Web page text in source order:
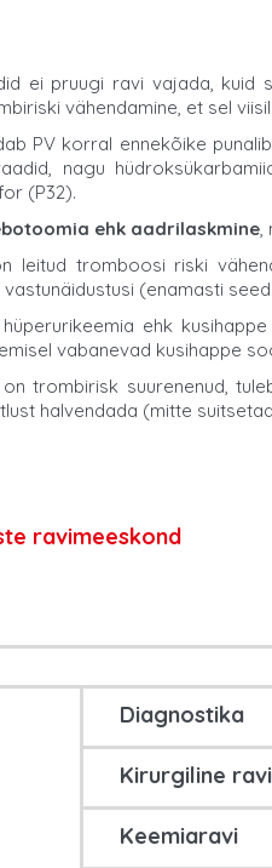
ei pruugi ravi vajada,
vähendamine, et sel
PV korral ennekõike
nagu
(P32).
ehk aadrilaskmine
leitud tromboosi riski
(enamasti
ehk
vabanevad kusihappe
trombirisk suurenenud,
halvendada (mitte
ravimeeskond
Diagnostika
Kirurgiline ravi
Keemiaravi